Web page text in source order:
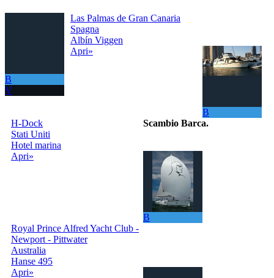
B
V
Las Palmas de Gran Canaria
Spagna
Albín Viggen
Apri»
B
H-Dock
Stati Uniti
Hotel marina
Apri»
B
Royal Prince Alfred Yacht Club -
Newport - Pittwater
Australia
Hanse 495
Apri»
Scambio Barca.